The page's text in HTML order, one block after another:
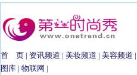
首 页 | 资讯频道 | 美妆频道 | 美容频道 |
图库 | 物联网 |